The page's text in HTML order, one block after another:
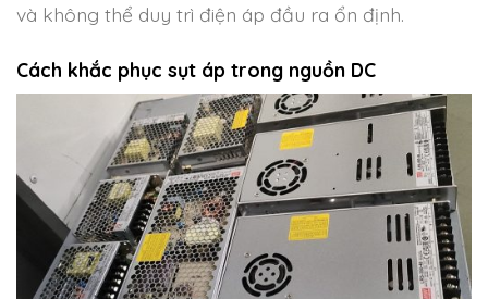
và không thể duy trì điện áp đầu ra ổn định.
Cách khắc phục sụt áp trong nguồn DC